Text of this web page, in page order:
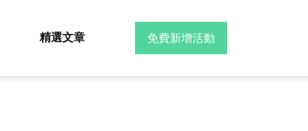
精選文章 免費新增活動